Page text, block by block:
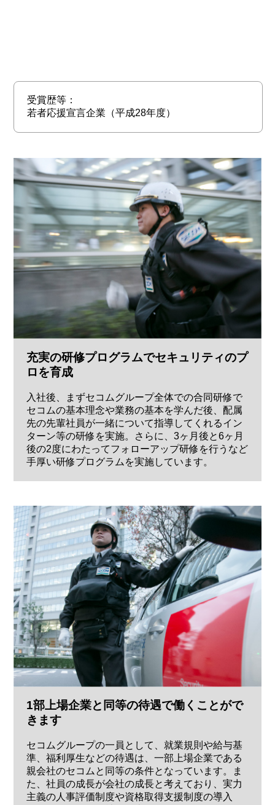
受賞歴等：
若者応援宣言企業（平成28年度）
充実の研修プログラムでセキュリティのプ
ロを育成
入社後、まずセコムグループ全体での合同研修で
セコムの基本理念や業務の基本を学んだ後、配属
先の先輩社員が一緒について指導してくれるイン
ターン等の研修を実施。さらに、3ヶ月後と6ヶ月
後の2度にわたってフォローアップ研修を行うなど
手厚い研修プログラムを実施しています。
1部上場企業と同等の待遇で働くことがで
きます
セコムグループの一員として、就業規則や給与基
準、福利厚生などの待遇は、一部上場企業である
親会社のセコムと同等の条件となっています。ま
た、社員の成長が会社の成長と考えており、実力
主義の人事評価制度や資格取得支援制度の導入